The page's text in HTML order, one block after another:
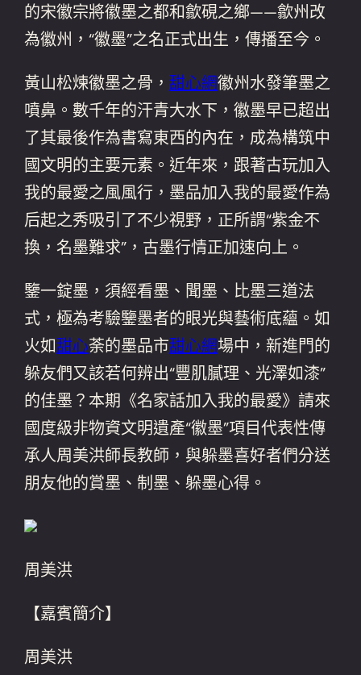
的宋徽宗將徽墨之都和歙硯之鄉——歙州改
為徽州，“徽墨”之名正式出生，傳播至今。
黃山松煉徽墨之骨，甜心網徽州水發筆墨之
噴鼻。數千年的汗青大水下，徽墨早已超出
了其最後作為書寫東西的內在，成為構筑中
國文明的主要元素。近年來，跟著古玩加入
我的最愛之風風行，墨品加入我的最愛作為
后起之秀吸引了不少視野，正所謂“紫金不
換，名墨難求”，古墨行情正加速向上。
鑒一錠墨，須經看墨、聞墨、比墨三道法
式，極為考驗鑒墨者的眼光與藝術底蘊。如
火如甜心荼的墨品市甜心網場中，新進門的
躲友們又該若何辨出“豐肌膩理、光澤如漆”
的佳墨？本期《名家話加入我的最愛》請來
國度級非物資文明遺產“徽墨”項目代表性傳
承人周美洪師長教師，與躲墨喜好者們分送
朋友他的賞墨、制墨、躲墨心得。
周美洪
【嘉賓簡介】
周美洪